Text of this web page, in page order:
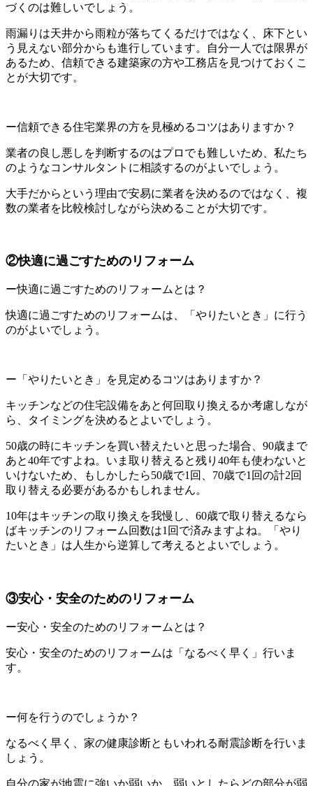
づくのは難しいでしょう。
雨漏りは天井から雨粒が落ちてくるだけではなく、床下とい
う見えない部分からも進行しています。自分一人では限界が
あるため、信頼できる建築家の方や工務店を見つけておくこ
とが大切です。
ー信頼できる住宅業界の方を見極めるコツはありますか？
業者の良し悪しを判断するのはプロでも難しいため、私たち
のようなコンサルタントに相談するのがよいでしょう。
大手だからという理由で安易に業者を決めるのではなく、複
数の業者を比較検討しながら決めることが大切です。
②快適に過ごすためのリフォーム
ー快適に過ごすためのリフォームとは？
快適に過ごすためのリフォームは、「やりたいとき」に行う
のがよいでしょう。
ー「やりたいとき」を見定めるコツはありますか？
キッチンなどの住宅設備をあと何回取り換えるか考慮しなが
ら、タイミングを決めるとよいでしょう。
50歳の時にキッチンを買い替えたいと思った場合、90歳まで
あと40年ですよね。いま取り替えると残り40年も使わないと
いけないため、もしかしたら50歳で1回、70歳で1回の計2回
取り替える必要があるかもしれません。
10年はキッチンの取り換えを我慢し、60歳で取り替えるなら
ばキッチンのリフォーム回数は1回で済みますよね。「やり
たいとき」は人生から逆算して考えるとよいでしょう。
③安心・安全のためのリフォーム
ー安心・安全のためのリフォームとは？
安心・安全のためのリフォームは「なるべく早く」行いま
す。
ー何を行うのでしょうか？
なるべく早く、家の健康診断ともいわれる耐震診断を行いま
しょう。
自分の家が地震に強いか弱いか、弱いとしたらどの部分が弱